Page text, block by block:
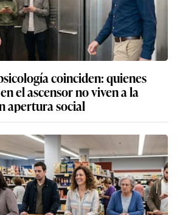
coinciden: quienes
el ascensor no viven a la
apertura social